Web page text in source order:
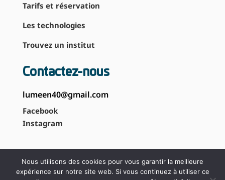
Tarifs et réservation
Les technologies
Trouvez un institut
Contactez-nous
lumeen40@gmail.com
Facebook
Instagram
Nous utilisons des cookies pour vous garantir la meilleure
expérience sur notre site web. Si vous continuez à utiliser ce